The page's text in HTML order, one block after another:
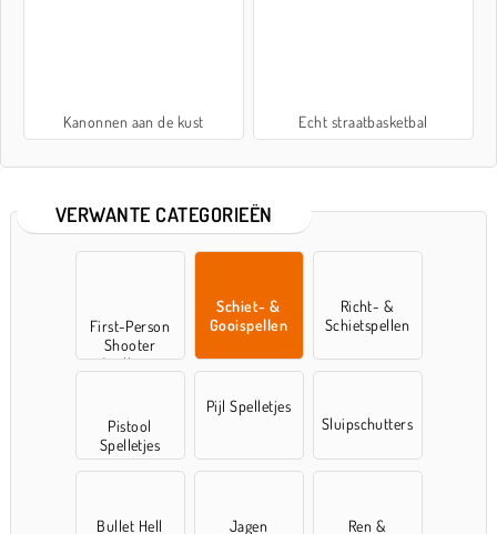
Kanonnen aan de kust Echt straatbasketbal
VERWANTE CATEGORIEËN
First-Person
Shooter
Spelletjes
Schiet- &
Gooispellen
Richt- &
Schietspellen
Pistool
Spelletjes
Pijl Spelletjes
Sluipschutters
Bullet Hell
Jagen
Ren &